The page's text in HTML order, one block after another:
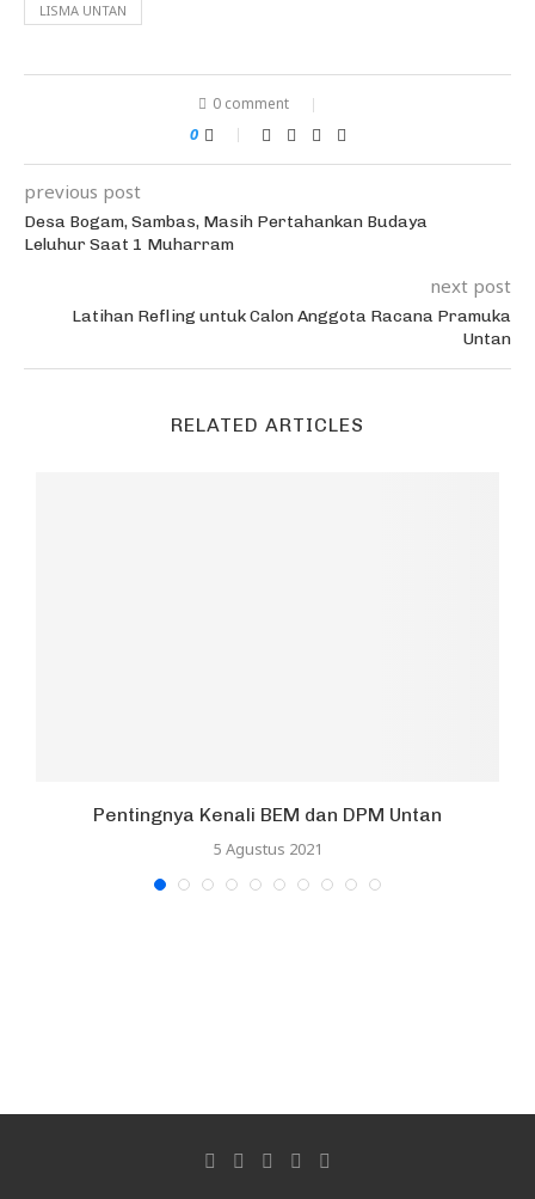
LISMA UNTAN
0 comment
0
previous post
Desa Bogam, Sambas, Masih Pertahankan Budaya
Leluhur Saat 1 Muharram
next post
Latihan Refling untuk Calon Anggota Racana Pramuka
Untan
RELATED ARTICLES
Pentingnya Kenali BEM dan DPM Untan
5 Agustus 2021